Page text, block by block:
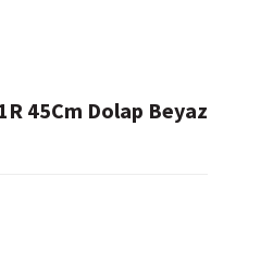
45Cm Dolap Beyaz